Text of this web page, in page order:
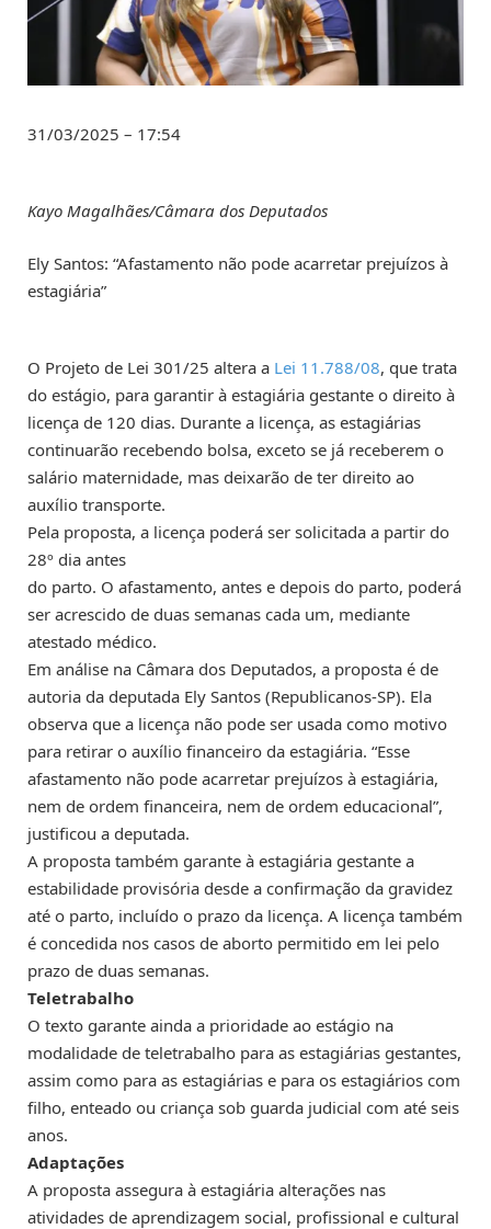
31/03/2025 – 17:54
Kayo Magalhães/Câmara dos Deputados
Ely Santos: “Afastamento não pode acarretar prejuízos à
estagiária”
O Projeto de Lei 301/25 altera a Lei 11.788/08, que trata
do estágio, para garantir à estagiária gestante o direito à
licença de 120 dias. Durante a licença, as estagiárias
continuarão recebendo bolsa, exceto se já receberem o
salário maternidade, mas deixarão de ter direito ao
auxílio transporte.
Pela proposta, a licença poderá ser solicitada a partir do
28º dia antes
do parto. O afastamento, antes e depois do parto, poderá
ser acrescido de duas semanas cada um, mediante
atestado médico.
Em análise na Câmara dos Deputados, a proposta é de
autoria da deputada Ely Santos (Republicanos-SP). Ela
observa que a licença não pode ser usada como motivo
para retirar o auxílio financeiro da estagiária. “Esse
afastamento não pode acarretar prejuízos à estagiária,
nem de ordem financeira, nem de ordem educacional”,
justificou a deputada.
A proposta também garante à estagiária gestante a
estabilidade provisória desde a confirmação da gravidez
até o parto, incluído o prazo da licença. A licença também
é concedida nos casos de aborto permitido em lei pelo
prazo de duas semanas.
Teletrabalho
O texto garante ainda a prioridade ao estágio na
modalidade de teletrabalho para as estagiárias gestantes,
assim como para as estagiárias e para os estagiários com
filho, enteado ou criança sob guarda judicial com até seis
anos.
Adaptações
A proposta assegura à estagiária alterações nas
atividades de aprendizagem social, profissional e cultural